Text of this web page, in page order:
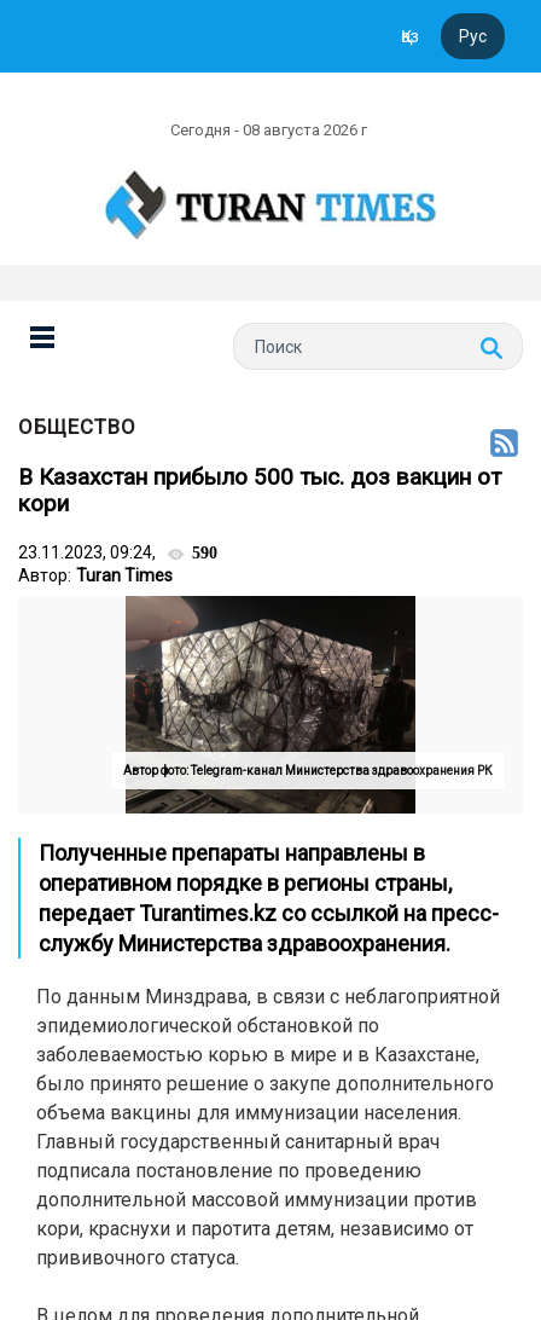
Қаз Рус
Сегодня - 08 августа 2026 г
ОБЩЕСТВО
В Казахстан прибыло 500 тыс. доз вакцин от
кори
23.11.2023, 09:24, 590
Автор: Turan Times
Автор фото: Telegram-канал Министерства здравоохранения РК
Полученные препараты направлены в
оперативном порядке в регионы страны,
передаетTurantimes.kz со ссылкой на пресс-
службу Министерства здравоохранения.
По данным Минздрава, в связи с неблагоприятной
эпидемиологической обстановкой по
заболеваемостью корью в мире и в Казахстане,
было принято решение о закупе дополнительного
объема вакцины для иммунизации населения.
Главный государственный санитарный врач
подписала постановление по проведению
дополнительной массовой иммунизации против
кори, краснухи и паротита детям, независимо от
прививочного статуса.